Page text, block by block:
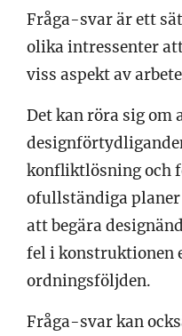
Fråga-svar är ett
olika intressenter
viss aspekt av
Det kan röra sig om
konfliktlösning och
ofullständiga
att begära
fel i konstruktionen
ordningsföljden.
Fråga-svar kan